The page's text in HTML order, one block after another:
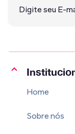
Home
Sobre nós